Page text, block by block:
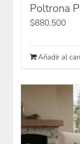
Poltrona
$880.500
Añadir al